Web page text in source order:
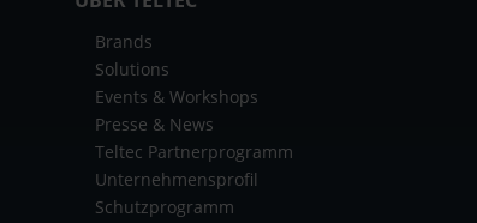
Brands
Solutions
Events & Workshops
Presse & News
Teltec Partnerprogramm
Unternehmensprofil
Schutzprogramm